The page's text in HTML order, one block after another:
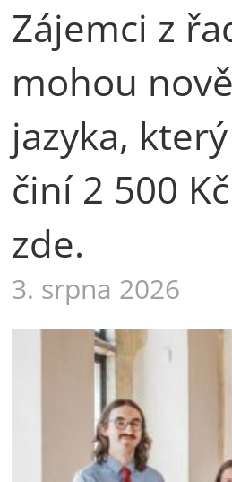
Zájemci z
mohou
jazyka,
činí 2 500
zde.
3. srpna 2026